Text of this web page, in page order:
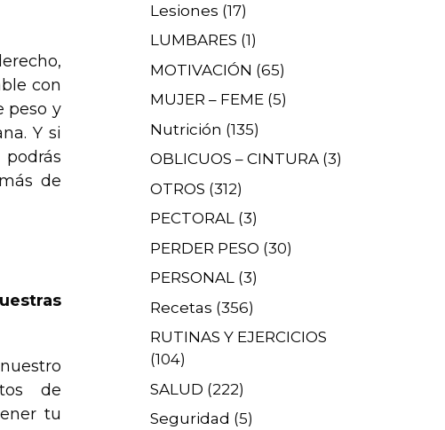
con
peso y
Y si
de
de
tu
Lesiones (17)
LUMBARES (1)
MOTIVACIÓN (65)
MUJER – FEME (5)
Nutrición (135)
OBLICUOS – CINTURA (3)
OTROS (312)
PECTORAL (3)
PERDER PESO (30)
PERSONAL (3)
Recetas (356)
RUTINAS Y EJERCICIOS
(104)
SALUD (222)
Seguridad (5)